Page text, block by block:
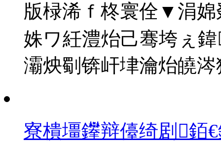
版椂浠ｆ柊寰佺▼涓婂
姝ワ紝澧炲己骞垮ぇ
灞炴劅锛屽垏瀹炲皢涔
寮樻壃鑻辩儓绮剧銆